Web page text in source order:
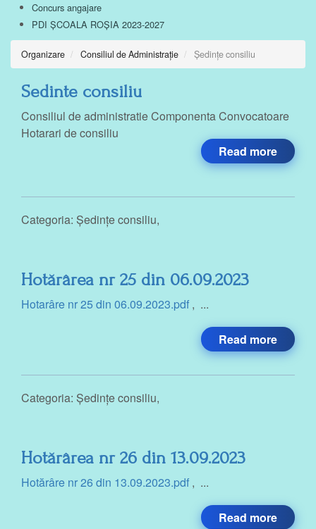
Concurs angajare
PDI ȘCOALA ROȘIA 2023-2027
Organizare Consiliul de Administrație Ședințe consiliu
Sedinte consiliu
Consiliul de administratie Componenta Convocatoare
Hotarari de consiliu
Read more
Categoria: Ședințe consiliu,
Hotărârea nr 25 din 06.09.2023
Hotarâre nr 25 din 06.09.2023.pdf , ...
Read more
Categoria: Ședințe consiliu,
Hotărârea nr 26 din 13.09.2023
Hotărâre nr 26 din 13.09.2023.pdf , ...
Read more